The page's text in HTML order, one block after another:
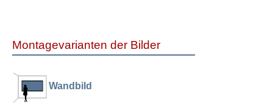
Montagevarianten der Bilder
Wandbild